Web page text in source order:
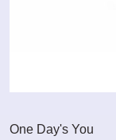
One Day's You